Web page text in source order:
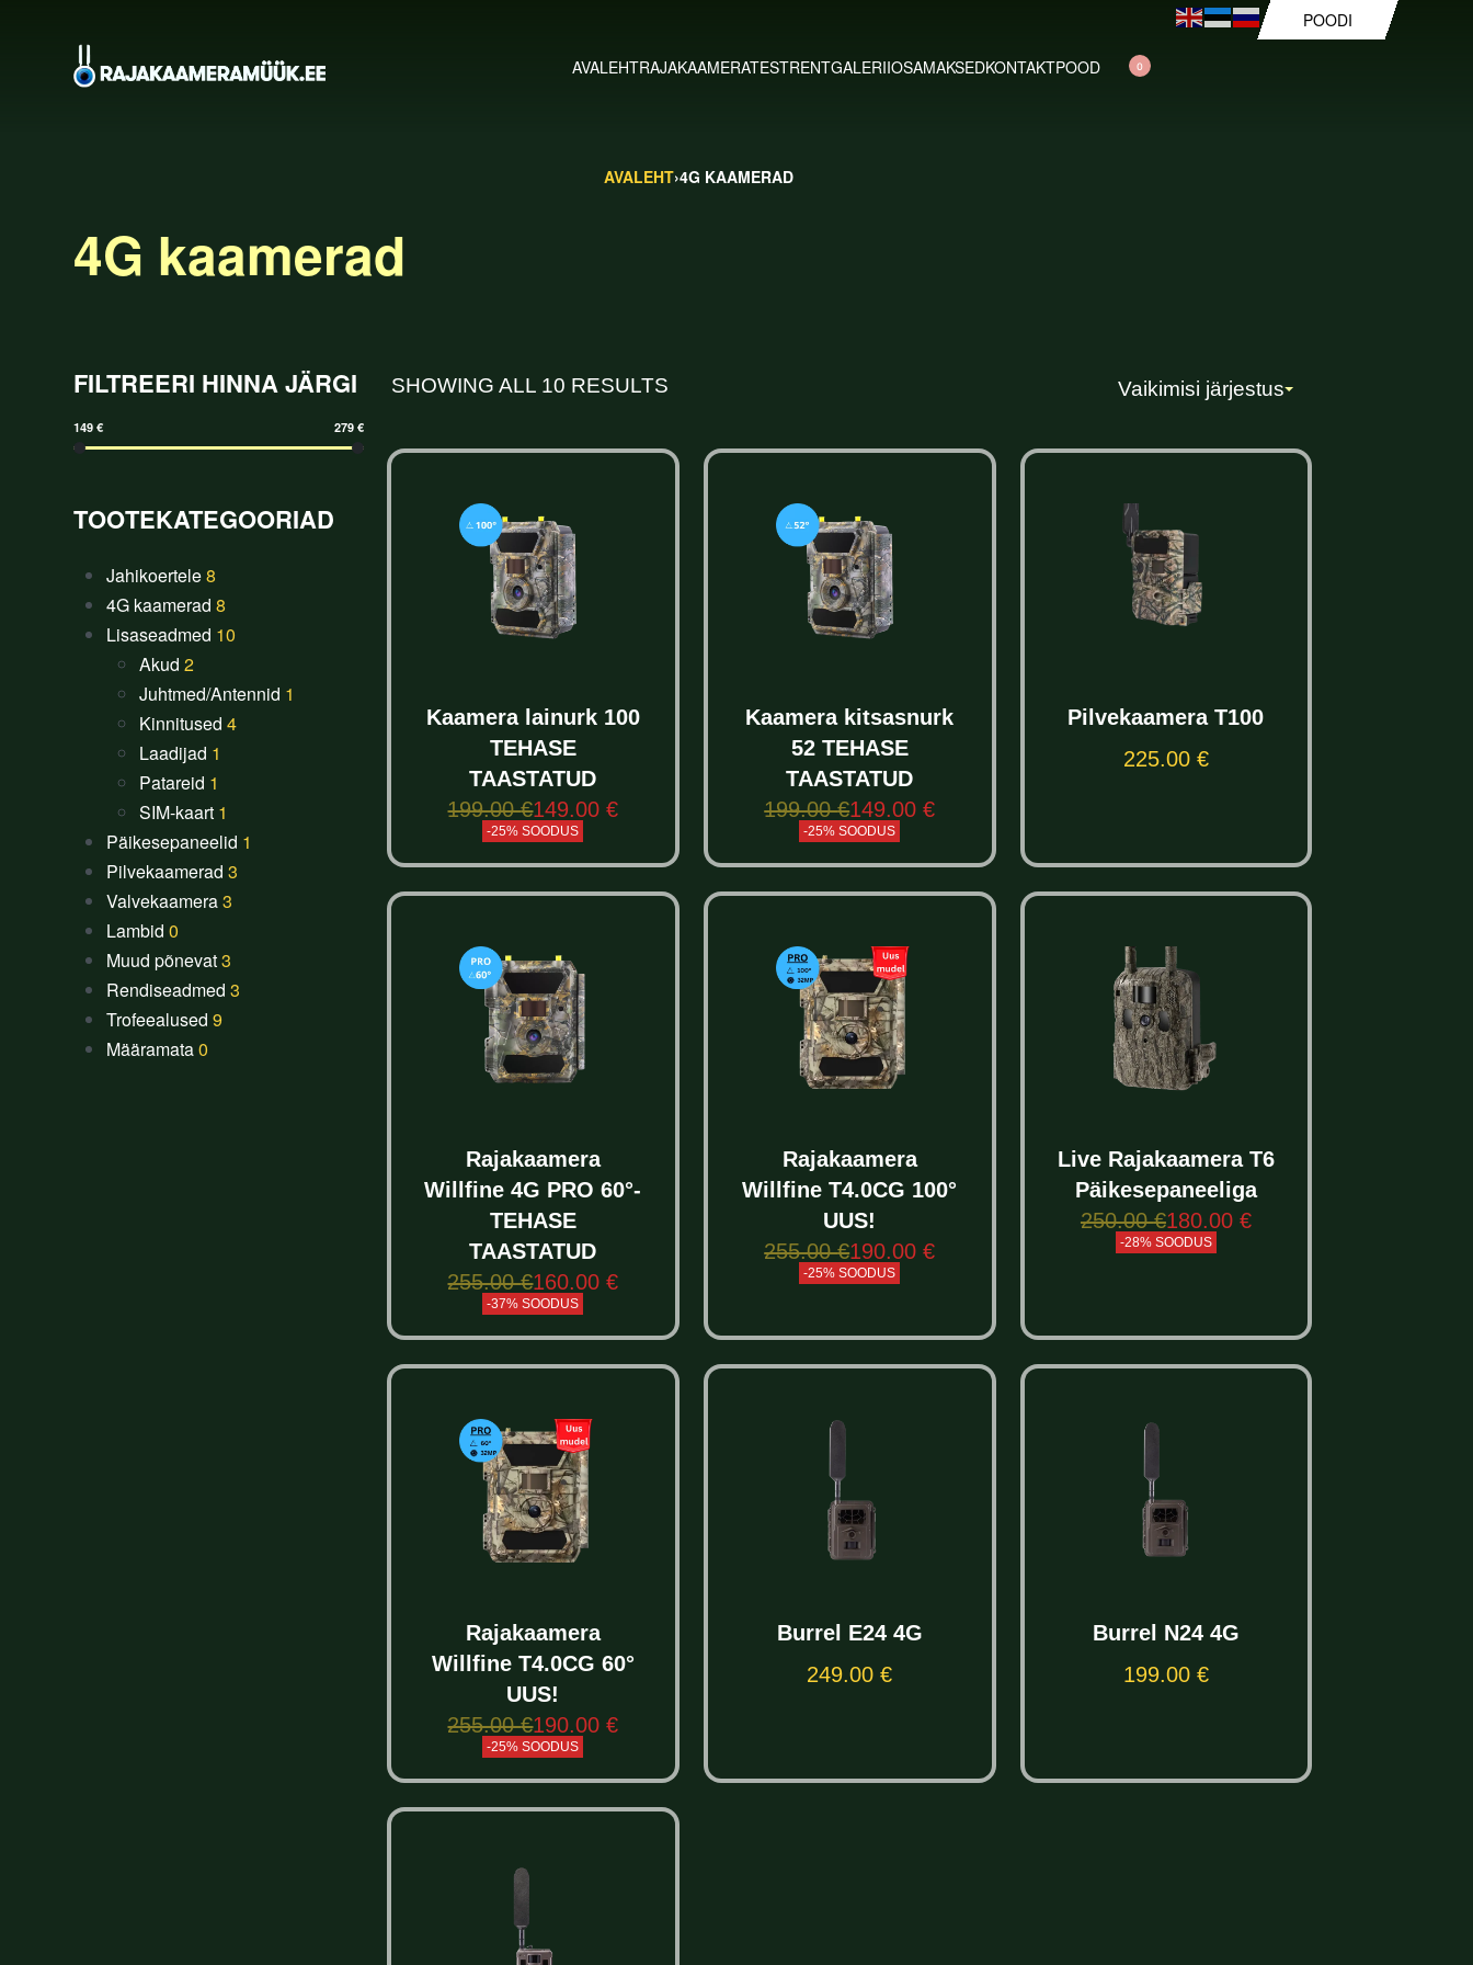
AVALEHTRAJAKAAMERATESTRENTGALERIIOSAMAKSEDKONTAKTPOOD 0
POODI
AVALEHT›4G KAAMERAD
4G kaamerad
FILTREERI HINNA JÄRGI
149 € 279 €
TOOTEKATEGOORIAD
Jahikoertele8
4G kaamerad 8
Lisaseadmed 10
Akud 2
Juhtmed/Antennid 1
Kinnitused 4
Laadijad 1
Patareid 1
SIM-kaart 1
Päikesepaneelid 1
Pilvekaamerad 3
Valvekaamera3
Lambid 0
Muud põnevat3
Rendiseadmed 3
Trofeealused 9
Määramata0
SHOWING ALL 10 RESULTS Vaikimisi järjestus
Kaamera lainurk 100
TEHASE
TAASTATUD
199.00€149.00€
-25% SOODUS
Select options
Kaamera kitsasnurk
52 TEHASE
TAASTATUD
199.00€149.00€
-25% SOODUS
Select options
Pilvekaamera T100
225.00 €
Rajakaamera
Willfine 4G PRO 60°-
TEHASE
TAASTATUD
255.00€160.00€
-37% SOODUS
Select options
Rajakaamera
Willfine T4.0CG 100°
UUS!
255.00€190.00€
-25% SOODUS
Select options
Live Rajakaamera T6
Päikesepaneeliga
250.00€180.00 €
-28% SOODUS
Select options
Rajakaamera
Willfine T4.0CG 60°
UUS!
255.00€190.00€
-25% SOODUS
Select options
Burrel E24 4G
249.00€
Burrel N24 4G
199.00 €